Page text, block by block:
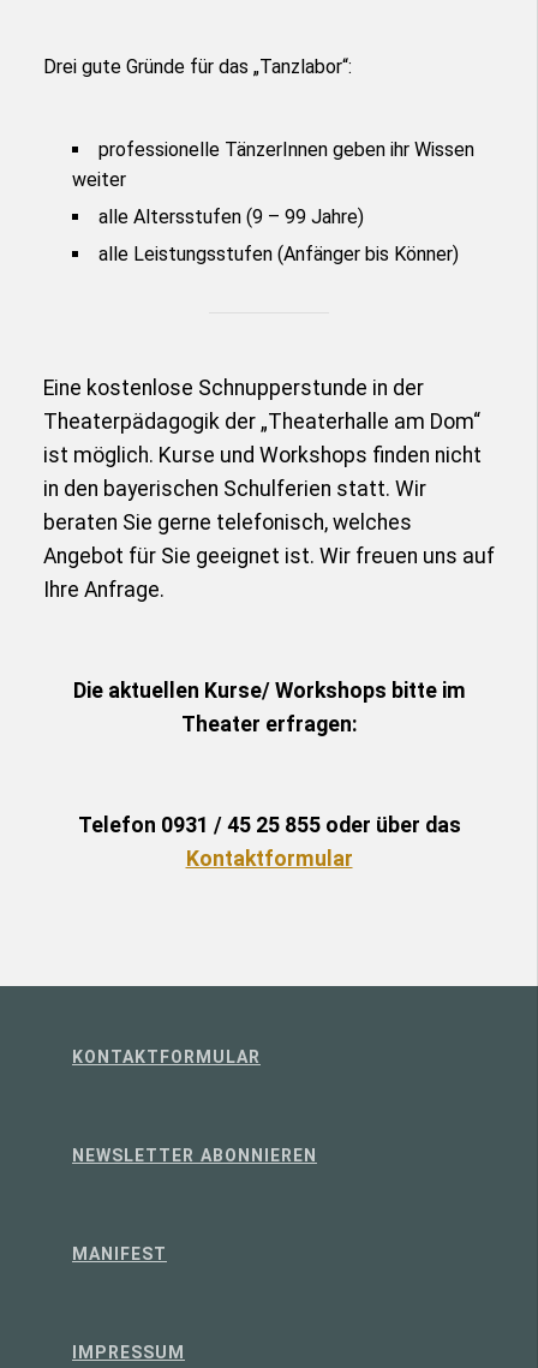
Drei gute Gründe für das „Tanzlabor“:
professionelle TänzerInnen geben ihr Wissen
weiter
alle Altersstufen (9 – 99 Jahre)
alle Leistungsstufen (Anfänger bis Könner)
Eine kostenlose Schnupperstunde in der
Theaterpädagogik der „Theaterhalle am Dom“
ist möglich. Kurse und Workshops finden nicht
in den bayerischen Schulferien statt. Wir
beraten Sie gerne telefonisch, welches
Angebot für Sie geeignet ist. Wir freuen uns auf
Ihre Anfrage.
Die aktuellen Kurse/ Workshops bitte im
Theater erfragen:
Telefon 0931 / 45 25 855 oder über das
Kontaktformular
KONTAKTFORMULAR
NEWSLETTER ABONNIEREN
MANIFEST
IMPRESSUM